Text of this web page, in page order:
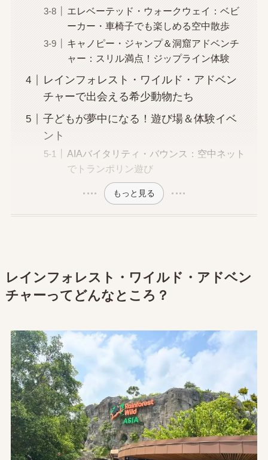
エレベーテッド・ウォークウェイ：ベビ
ーカー・車椅子でも楽しめる空中散歩
キャノピー・ジャンプ＆洞窟アドベンチ
ャー：スリル満点！ジップライン体験
レインフォレスト・ワイルド・アドベン
チャーで出会える希少動物たち
子どもが夢中になる！遊び場＆体験イベ
ント
AIAバイタリティ・バウンス：空中ネット
でトランポリン遊び
もっと見る
レインフォレスト・ワイルド・アドベン
チャーってどんなところ？